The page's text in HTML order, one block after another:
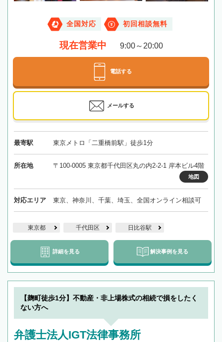
全国対応 初回相談無料
現在営業中 9:00～20:00
電話する
メールする
最寄駅 東京メトロ「二重橋前駅」徒歩1分
所在地 〒100-0005 東京都千代田区丸の内2-2-1 岸本ビル4階
地図
対応エリア 東京、神奈川、千葉、埼玉、全国オンライン相談可
東京都 千代田区 日比谷駅
詳細を見る 解決事例を見る
【麹町徒歩1分】不動産・非上場株式の相続で損をしたく
ない方へ
弁護士法人IGT法律事務所